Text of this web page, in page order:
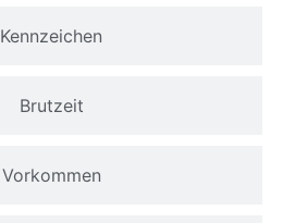
Kennzeichen
Brutzeit
Vorkommen